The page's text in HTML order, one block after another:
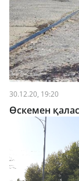
30.12.20, 19:20
Өскемен